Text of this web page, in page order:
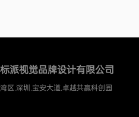
派视觉品牌设计有限公司
区.深圳.宝安大道.卓越共赢科创园